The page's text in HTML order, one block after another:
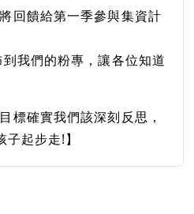
回饋給第一季參與集資計
我們的粉專，讓各位知道
標確實我們該深刻反思，
起步走!】